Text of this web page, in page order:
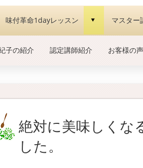
味付革命1dayレッスン d マスター
子の紹介 認定講師紹介 お客様の声
絶対に美味しくな
した。